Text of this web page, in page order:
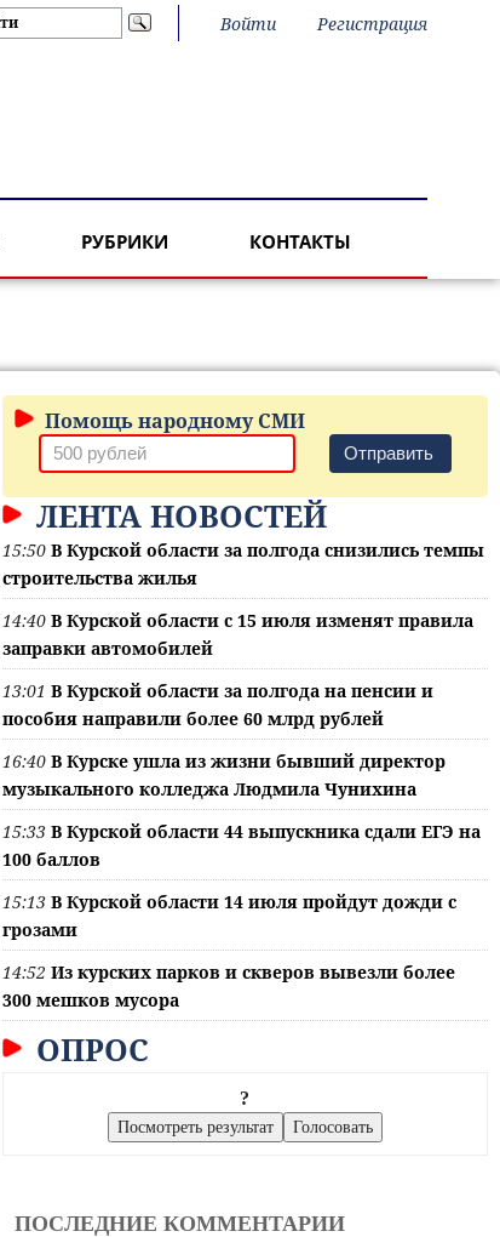
Войти Регистрация
РУБРИКИ КОНТАКТЫ
Помощь народному СМИ
Отправить
ЛЕНТА НОВОСТЕЙ
15:50 В Курской области за полгода снизились темпы
строительства жилья
14:40 В Курской области с 15 июля изменят правила
заправки автомобилей
13:01 В Курской области за полгода на пенсии и
пособия направили более 60 млрд рублей
16:40 В Курске ушла из жизни бывший директор
музыкального колледжа Людмила Чунихина
15:33 В Курской области 44 выпускника сдали ЕГЭ на
100 баллов
15:13 В Курской области 14 июля пройдут дожди с
грозами
14:52 Из курских парков и скверов вывезли более
300 мешков мусора
ОПРОС
?
ПОСЛЕДНИЕ КОММЕНТАРИИ